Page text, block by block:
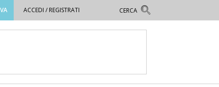
ACCEDI / REGISTRATI